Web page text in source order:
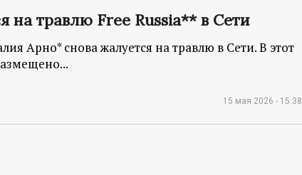
на травлю Free Russia** в Сети
Арно* снова жалуется на травлю в Сети. В этот
15 мая 2026 - 15:38